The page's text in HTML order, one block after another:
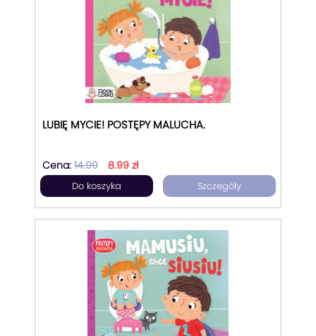
LUBIĘ MYCIE! POSTĘPY MALUCHA.
Cena: 14.99 8.99 zł
Do koszyka Szczegóły